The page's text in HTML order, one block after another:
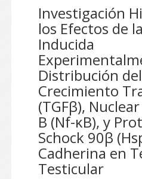
Investigación
los Efectos de
Inducida
Distribución
Crecimiento
(TGFβ),
B (Nf-κB), y
Schock 90β
Cadherina en
Testicular